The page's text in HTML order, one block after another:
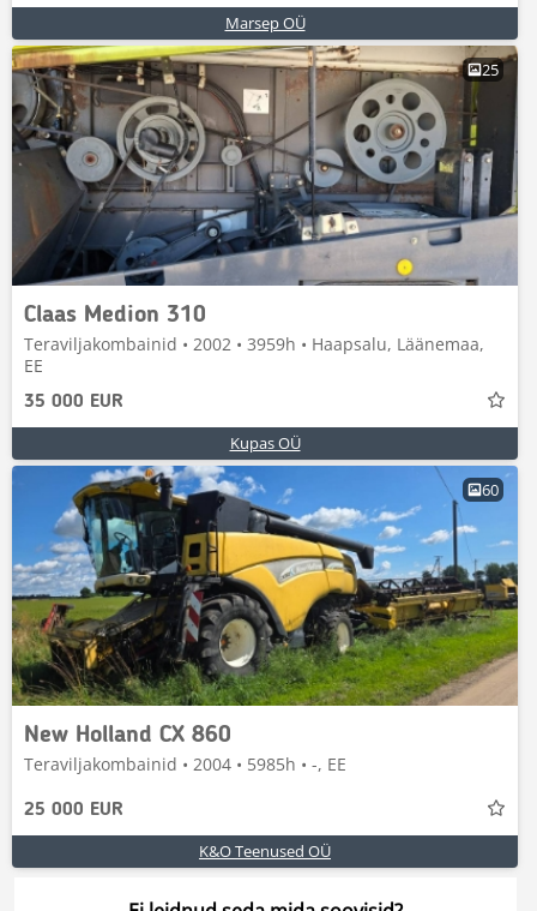
Marsep OÜ
25
Claas Medion 310
Teraviljakombainid • 2002 • 3959h • Haapsalu, Läänemaa,
EE
35 000 EUR
Kupas OÜ
60
New Holland CX 860
Teraviljakombainid • 2004 • 5985h • -, EE
25 000 EUR
K&O Teenused OÜ